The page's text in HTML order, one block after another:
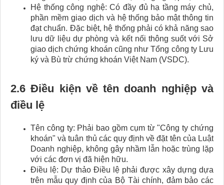
Hệ thống công nghệ: Có đầy đủ hạ tầng máy chủ,
phần mềm giao dịch và hệ thống bảo mật thông tin
đạt chuẩn. Đặc biệt, hệ thống phải có khả năng sao
lưu dữ liệu dự phòng và kết nối thông suốt với Sở
giao dịch chứng khoán cũng như Tổng công ty Lưu
ký và Bù trừ chứng khoán Việt Nam (VSDC).
2.6 Điều kiện về tên doanh nghiệp và
điều lệ
Tên công ty: Phải bao gồm cụm từ "Công ty chứng
khoán" và tuân thủ các quy định về đặt tên của Luật
Doanh nghiệp, không gây nhầm lẫn hoặc trùng lặp
với các đơn vị đã hiện hữu.
Điều lệ: Dự thảo Điều lệ phải được xây dựng dựa
trên mẫu quy định của Bộ Tài chính, đảm bảo các